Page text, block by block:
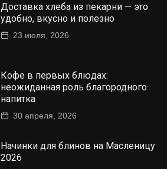
Доставка хлеба из пекарни — это
удобно, вкусно и полезно
23 июля, 2026
Кофе в первых блюдах:
неожиданная роль благородного
напитка
30 апреля, 2026
Начинки для блинов на Масленицу
2026